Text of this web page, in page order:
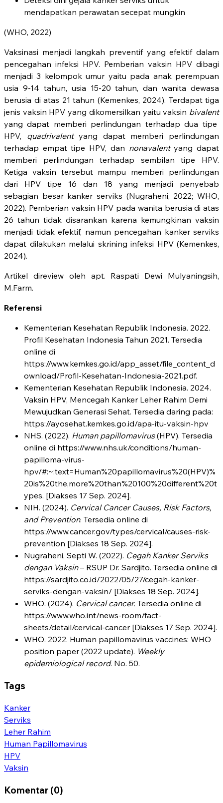
mendapatkan perawatan secepat mungkin
(WHO, 2022)
Vaksinasi menjadi langkah preventif yang efektif dalam
pencegahan infeksi HPV. Pemberian vaksin HPV dibagi
menjadi 3 kelompok umur yaitu pada anak perempuan
usia 9-14 tahun, usia 15-20 tahun, dan wanita dewasa
berusia di atas 21 tahun (Kemenkes, 2024). Terdapat tiga
jenis vaksin HPV yang dikomersilkan yaitu vaksin bivalent
yang dapat memberi perlindungan terhadap dua tipe
HPV, quadrivalentyang dapat memberi perlindungan
terhadap empat tipe HPV, dan nonavalentyang dapat
memberi perlindungan terhadap sembilan tipe HPV.
Ketiga vaksin tersebut mampu memberi perlindungan
dari HPV tipe 16 dan 18 yang menjadi penyebab
sebagian besar kanker serviks (Nugraheni, 2022; WHO,
2022). Pemberian vaksin HPV pada wanita berusia di atas
26 tahun tidak disarankan karena kemungkinan vaksin
menjadi tidak efektif, namun pencegahan kanker serviks
dapat dilakukan melalui skrining infeksi HPV (Kemenkes,
2024).
Artikel direview oleh apt. Raspati Dewi Mulyaningsih,
M.Farm.
Referensi
Kementerian Kesehatan Republik Indonesia. 2022.
Profil Kesehatan Indonesia Tahun 2021. Tersedia
online di
https://www.kemkes.go.id/app_asset/file_content_d
ownload/Profil-Kesehatan-Indonesia-2021.pdf.
Kementerian Kesehatan Republik Indonesia. 2024.
Vaksin HPV, Mencegah Kanker Leher Rahim Demi
Mewujudkan Generasi Sehat. Tersedia daring pada:
https://ayosehat.kemkes.go.id/apa-itu-vaksin-hpv
NHS. (2022). Human papillomavirus(HPV). Tersedia
online di https://www.nhs.uk/conditions/human-
papilloma-virus-
hpv/#:~:text=Human%20papillomavirus%20(HPV)%
20is%20the,more%20than%20100%20different%20t
ypes. [Diakses 17 Sep. 2024].
NIH. (2024). Cervical Cancer Causes, Risk Factors,
and Prevention. Tersedia online di
https://www.cancer.gov/types/cervical/causes-risk-
prevention [Diakses 18 Sep. 2024].
Nugraheni, Septi W. (2022). Cegah Kanker Serviks
dengan Vaksin– RSUP Dr. Sardjito. Tersedia online di
https://sardjito.co.id/2022/05/27/cegah-kanker-
serviks-dengan-vaksin/ [Diakses 18 Sep. 2024].
WHO. (2024). Cervical cancer. Tersedia online di
https://www.who.int/news-room/fact-
sheets/detail/cervical-cancer [Diakses 17 Sep. 2024].
‌WHO. 2022. Human papillomavirus vaccines: WHO
position paper (2022 update). Weekly
epidemiological record. No. 50.
Tags
Kanker
Serviks
Leher Rahim
Human Papillomavirus
HPV
Vaksin
Komentar (0)